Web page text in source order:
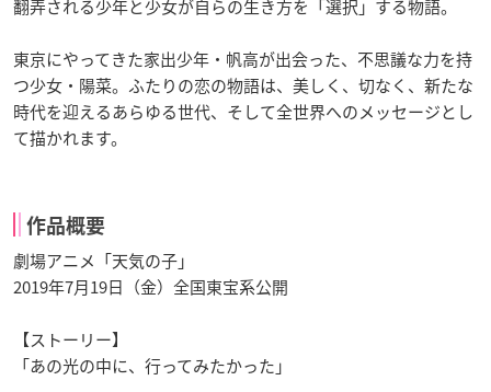
翻弄される少年と少女が自らの生き方を「選択」する物語。
東京にやってきた家出少年・帆高が出会った、不思議な力を持
つ少女・陽菜。ふたりの恋の物語は、美しく、切なく、新たな
時代を迎えるあらゆる世代、そして全世界へのメッセージとし
て描かれます。
作品概要
劇場アニメ「天気の子」
2019年7月19日（金）全国東宝系公開
【ストーリー】
「あの光の中に、行ってみたかった」